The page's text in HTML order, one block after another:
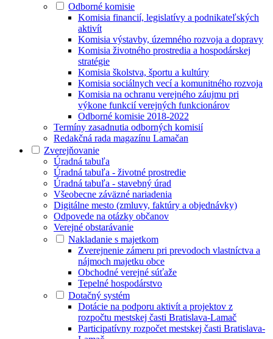
Odborné komisie
Komisia financií, legislatívy a podnikateľských
aktivít
Komisia výstavby, územného rozvoja a dopravy
Komisia životného prostredia a hospodárskej
stratégie
Komisia školstva, športu a kultúry
Komisia sociálnych vecí a komunitného rozvoja
Komisia na ochranu verejného záujmu pri
výkone funkcií verejných funkcionárov
Odborné komisie 2018-2022
Termíny zasadnutia odborných komisií
Redakčná rada magazínu Lamačan
Zverejňovanie
Úradná tabuľa
Úradná tabuľa - životné prostredie
Úradná tabuľa - stavebný úrad
Všeobecne záväzné nariadenia
Digitálne mesto (zmluvy, faktúry a objednávky)
Odpovede na otázky občanov
Verejné obstarávanie
Nakladanie s majetkom
Zverejnenie zámeru pri prevodoch vlastníctva a
nájmoch majetku obce
Obchodné verejné súťaže
Tepelné hospodárstvo
Dotačný systém
Dotácie na podporu aktivít a projektov z
rozpočtu mestskej časti Bratislava-Lamač
Participatívny rozpočet mestskej časti Bratislava-